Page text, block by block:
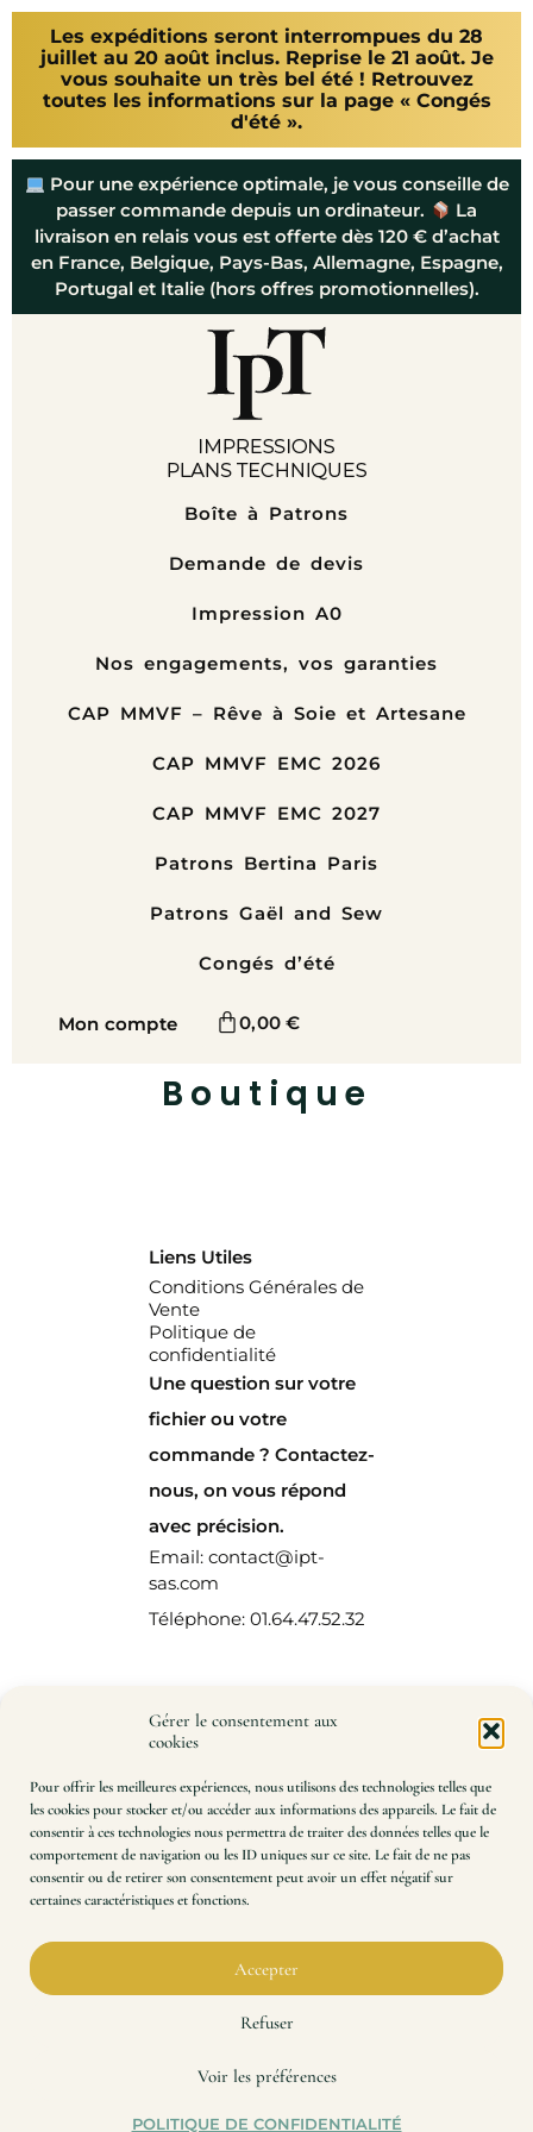
Gérer le consentement aux
cookies
Pour offrir les meilleures expériences, nous utilisons des technologies telles que
les cookies pour stocker et/ou accéder aux informations des appareils. Le fait de
consentir à ces technologies nous permettra de traiter des données telles que le
comportement de navigation ou les ID uniques sur ce site. Le fait de ne pas
consentir ou de retirer son consentement peut avoir un effet négatif sur
certaines caractéristiques et fonctions.
Accepter
Refuser
Voir les préférences
POLITIQUE DE CONFIDENTIALITÉ
Les expéditions seront interrompues du 28
juillet au 20 août inclus. Reprise le 21 août. Je
vous souhaite un très bel été ! Retrouvez
toutes les informations sur la page « Congés
d'été ».
Pour une expérience optimale, je vous conseille de
passer commande depuis un ordinateur.
La
livraison en relais vous est offerte dès 120 € d’achat
en France, Belgique, Pays-Bas, Allemagne, Espagne,
Portugal et Italie (hors offres promotionnelles).
Boîte à Patrons
Demande de devis
Impression A0
Nos engagements, vos garanties
CAP MMVF – Rêve à Soie et Artesane
CAP MMVF EMC 2026
CAP MMVF EMC 2027
Patrons Bertina Paris
Patrons Gaël and Sew
Congés d’été
Mon compte 0,00€
Boutique
plans techniques, à l’échelle 100 %.
Précision, rapidité, qualité. Une expertise à votre
service depuis 2014.
Liens Utiles
Conditions Générales de
Vente
Politique de
confidentialité
Une question sur votre
fichier ou votre
commande ? Contactez-
nous, on vous répond
avec précision.
Email: contact@ipt-
sas.com
Téléphone: 01.64.47.52.32